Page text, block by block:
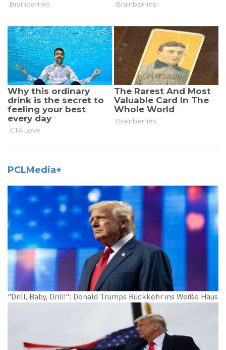
PCLMedia+
"Drill, Baby, Drill!": Donald Trumps Rückkehr ins Weiße Haus